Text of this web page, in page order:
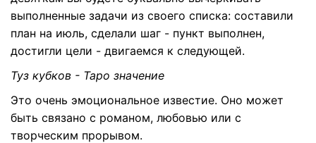
выполненные задачи из своего списка: составили
план на июль, сделали шаг - пункт выполнен,
достигли цели - двигаемся к следующей.
Туз кубков - Таро значение
Это очень эмоциональное известие. Оно может
быть связано с романом, любовью или с
творческим прорывом.